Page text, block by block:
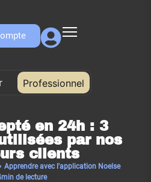
Professionnel
Professionnel
en 24h : 3
par nos
clients
Apprendre avec l'application Noelse​
de lecture